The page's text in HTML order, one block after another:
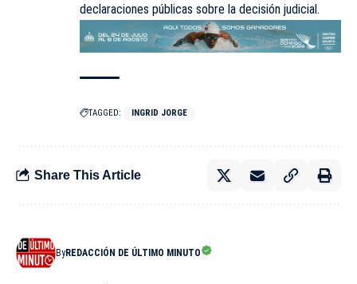
declaraciones públicas sobre la decisión judicial.
TAGGED: INGRID JORGE
Share This Article
ByREDACCIÓN DE ÚLTIMO MINUTO